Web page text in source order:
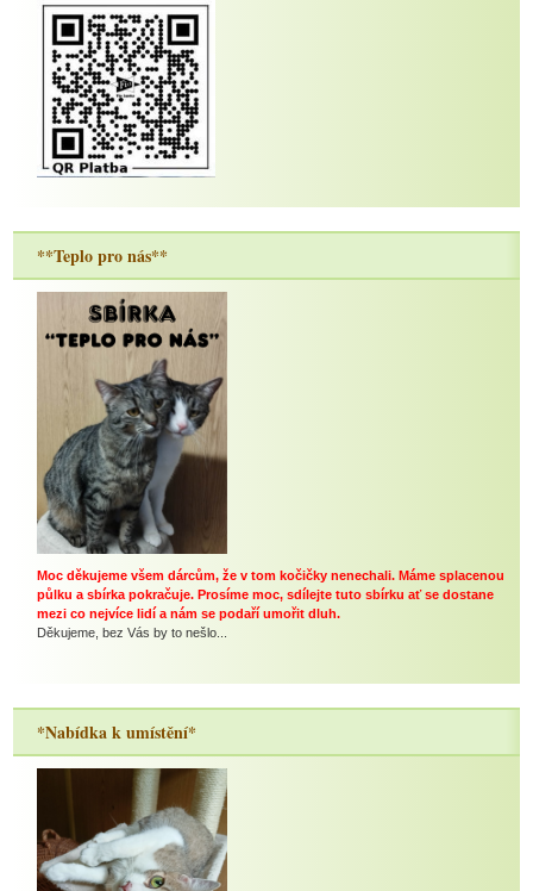
**Teplo pro nás**
Moc děkujeme všem dárcům, že v tom kočičky nenechali. Máme splacenou
půlku a sbírka pokračuje. Prosíme moc, sdílejte tuto sbírku ať se dostane
mezi co nejvíce lidí a nám se podaří umořit dluh.
Děkujeme, bez Vás by to nešlo...
*Nabídka k umístění*